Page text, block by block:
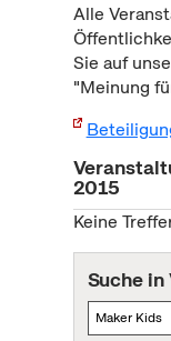
Alle
Sie auf
"Meinung
2015
Keine
Suche